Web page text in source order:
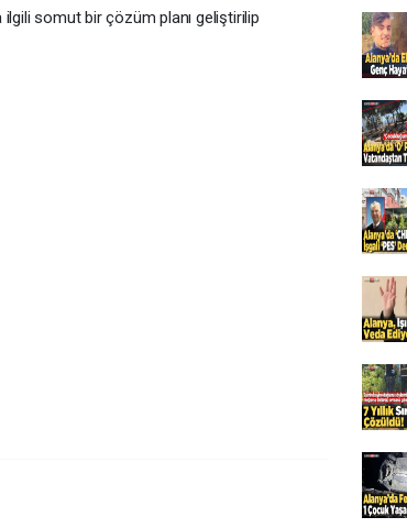
ilgili somut bir çözüm planı geliştirilip